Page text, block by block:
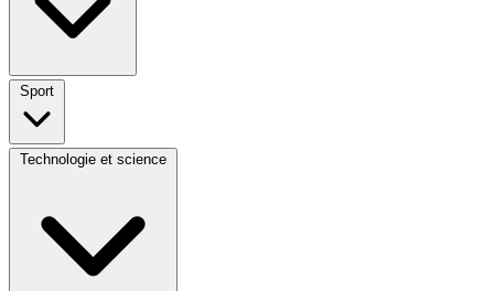
Sport
Technologie et science